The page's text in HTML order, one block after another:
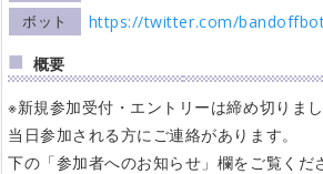
ボット
https://twitter.com/
概要
※新規参加受付・エントリーは締め切りまし
当日参加される方にご連絡があります。
下の「参加者へのお知らせ」欄をご覧くだ